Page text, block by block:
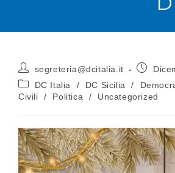
segreteria@dcitalia.it
DC Italia
/ DC Sicilia /
Civili
/ Politica / Uncategorized